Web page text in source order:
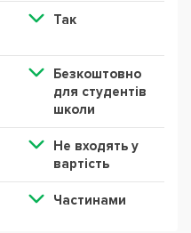
Так
Безкоштовно
для студентів
школи
Не входять у
вартість
Частинами